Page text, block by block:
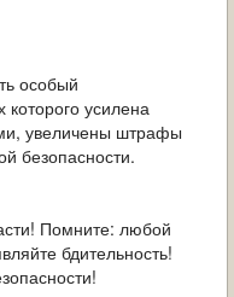
особый
усилена
увеличены штрафы
безопасности.
Помните: любой
бдительность!